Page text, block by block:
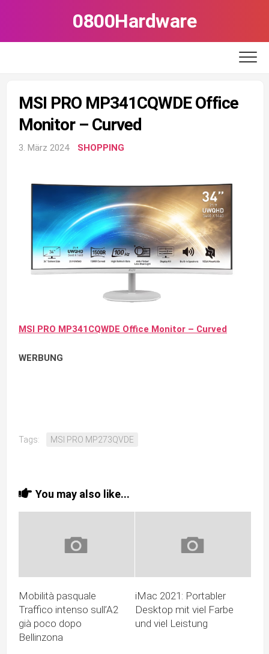
0800Hardware
MSI PRO MP341CQWDE Office
Monitor – Curved
3. März 2024 SHOPPING
MSI PRO MP341CQWDE Office Monitor – Curved
WERBUNG
Tags: MSI PRO MP273QVDE
You may also like...
Mobilità pasquale
Traffico intenso sull’A2
già poco dopo
Bellinzona
iMac 2021: Portabler
Desktop mit viel Farbe
und viel Leistung